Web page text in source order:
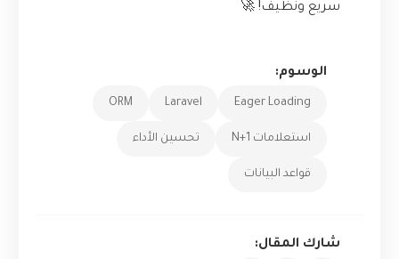
سريع ونظيف! 🚀
الوسوم:
Eager Loading
Laravel
ORM
استعلامات N+1 تحسين الأداء
قواعد البيانات
شارك المقال: